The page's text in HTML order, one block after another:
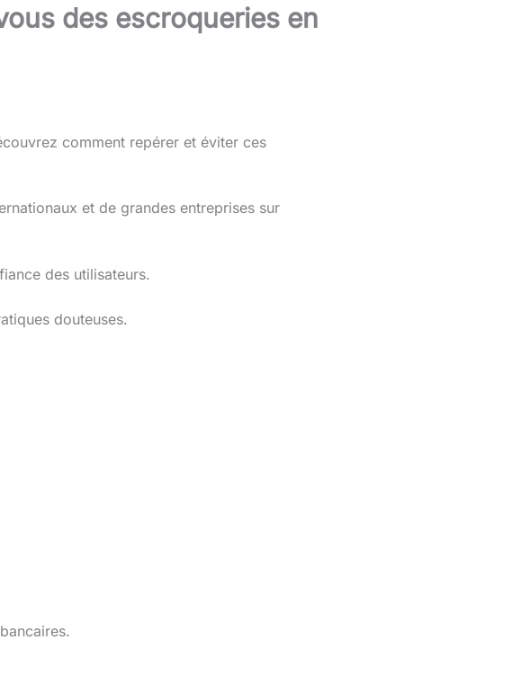
des escroqueries en
comment repérer et éviter ces
et de grandes entreprises sur
des utilisateurs.
douteuses.